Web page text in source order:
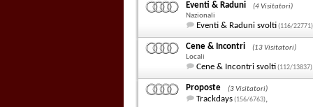
Eventi & Raduni
(4 Visitatori)
Nazionali
Eventi & Raduni svolti(116/22771)
Cene & Incontri
(13 Visitatori)
Locali
Cene & Incontri svolti(112/13837)
Proposte (3 Visitatori)
Trackdays(156/6763),